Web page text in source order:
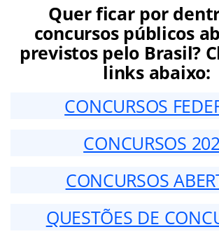
Quer ficar por
concursos públicos
previstos pelo Brasil?
links abaixo:
CONCURSOS
CONCURSOS
CONCURSOS
QUESTÕES DE